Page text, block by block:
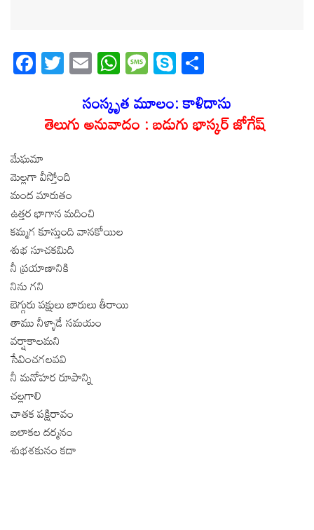
F
ac
e
b
o
o
k
T
w
itt
er
E
m
ail
W
h
at
s
M
e
ss
a
S
k
y
p
ar
e
సంస్కృత మూలం: కాళిదాసు
తెలుగు అనువాదం : బడుగు భాస్కర్ జోగేష్
మేఘమా
మెల్లగా వీస్తోంది
మంద మారుతం
ఉత్తర భాగాన మదించి
కమ్మగ కూస్తుంది వానకోయిల
శుభ సూచకమిది
నీ ప్రయాణానికి
నిను గని
బెగ్గురు పక్షులు బారులు తీరాయి
తాము నీళ్ళాడే సమయం
వర్షాకాలమని
సేవించగలవవి
నీ మనోహర రూపాన్ని
చల్లగాలి
చాతక పక్షిరావం
బలాకల దర్మనం
శుభశకునం కదా